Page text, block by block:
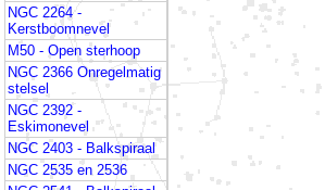
NGC 2264 -
Kerstboomnevel
M50 - Open sterhoop
NGC 2366 Onregelmatig
stelsel
NGC 2392 -
Eskimonevel
NGC 2403 - Balkspiraal
NGC 2535 en 2536